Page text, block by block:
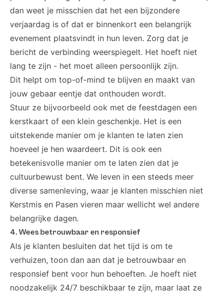
dan weet je misschien dat het een bijzondere
verjaardag is of dat er binnenkort een belangrijk
evenement plaatsvindt in hun leven. Zorg dat je
bericht de verbinding weerspiegelt. Het hoeft niet
lang te zijn - het moet alleen persoonlijk zijn.
Dit helpt om top-of-mind te blijven en maakt van
jouw gebaar eentje dat onthouden wordt.
Stuur ze bijvoorbeeld ook met de feestdagen een
kerstkaart of een klein geschenkje. Het is een
uitstekende manier om je klanten te laten zien
hoeveel je hen waardeert. Dit is ook een
betekenisvolle manier om te laten zien dat je
cultuurbewust bent. We leven in een steeds meer
diverse samenleving, waar je klanten misschien niet
Kerstmis en Pasen vieren maar wellicht wel andere
belangrijke dagen.
4. Wees betrouwbaar en responsief
Als je klanten besluiten dat het tijd is om te
verhuizen, toon dan aan dat je betrouwbaar en
responsief bent voor hun behoeften. Je hoeft niet
noodzakelijk 24/7 beschikbaar te zijn, maar laat ze